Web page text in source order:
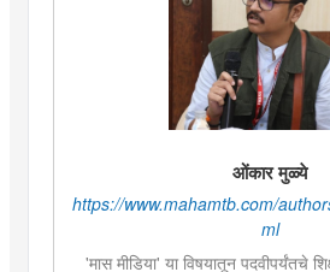
ओंकार मुळ्ये
https://www.mahamtb.com/
ml
'मास मीडिया' या विषयातून पदवीपर्यंतचे